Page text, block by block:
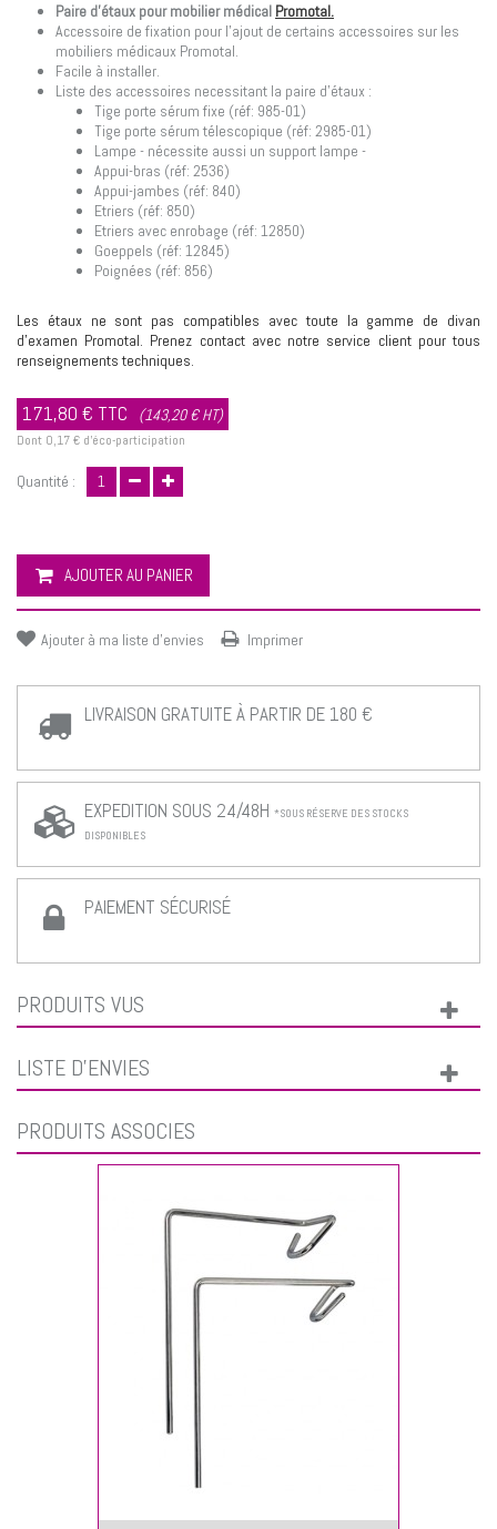
Paire d'étaux pour mobilier médical Promotal.
Accessoire de fixation pour l'ajout de certains accessoires sur les
mobiliers médicaux Promotal.
Facile à installer.
Liste des accessoires necessitant la paire d'étaux :
Tige porte sérum fixe (réf: 985-01)
Tige porte sérum télescopique (réf: 2985-01)
Lampe - nécessite aussi un support lampe -
Appui-bras (réf: 2536)
Appui-jambes (réf: 840)
Etriers (réf: 850)
Etriers avec enrobage (réf: 12850)
Goeppels (réf: 12845)
Poignées (réf: 856)
Les étaux ne sont pas compatibles avec toute la gamme de divan
d'examen Promotal. Prenez contact avec notre service client pour tous
renseignements techniques.
171,80 € TTC (143,20 € HT)
Dont 0,17 € d'éco-participation
Quantité :
AJOUTER AU PANIER
Ajouter à ma liste d'envies Imprimer
LIVRAISON GRATUITE À PARTIR DE 180 €
EXPEDITION SOUS 24/48H *SOUS RÉSERVE DES STOCKS
DISPONIBLES
PAIEMENT SÉCURISÉ
PRODUITS VUS
LISTE D'ENVIES
PRODUITS ASSOCIÉS